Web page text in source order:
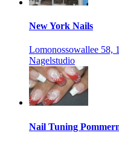
New York Nails
Lomonossowallee 58,
Nagelstudio
Nail Tuning